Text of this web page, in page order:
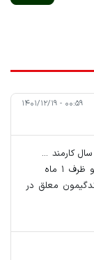
۰۰:۵۹ - ۱۴۰۱/۱۲/۱۹
کارمند ...
عیدی من شد خرید ی باطری ۵۵ آمپر ماشین .. یارو ظرف ۱ ماه
و زندگیمون معلق در